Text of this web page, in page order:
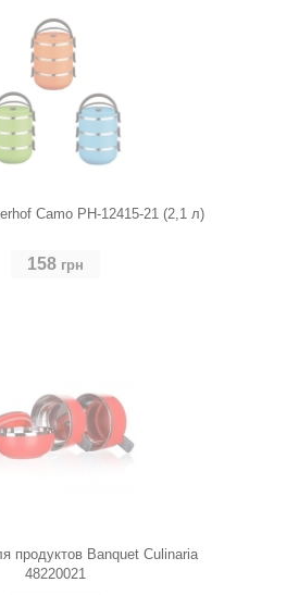
Camo PH-12415-21 (2,1 л)
158 грн
продуктов Banquet Culinaria
48220021